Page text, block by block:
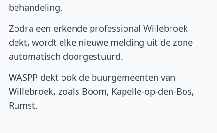
behandeling.
Zodra een erkende professional Willebroek
dekt, wordt elke nieuwe melding uit de zone
automatisch doorgestuurd.
WASPP dekt ook de buurgemeenten van
Willebroek, zoals Boom, Kapelle-op-den-Bos,
Rumst.